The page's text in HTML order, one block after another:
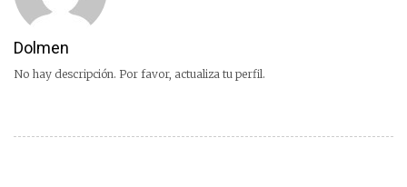
Dolmen
No hay descripción. Por favor, actualiza tu perfil.